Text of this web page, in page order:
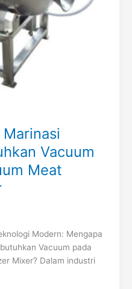
Vacuum
Meat
Modern: Mengapa
Vacuum pada
Mixer? Dalam industri